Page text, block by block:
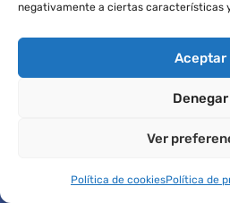
negativamente a ciertas características
Aceptar
Denegar
Ver
Política de cookiesPolítica de
¿TE SENTÍAS SOLA DE
mujeres que se sintieron
que sus